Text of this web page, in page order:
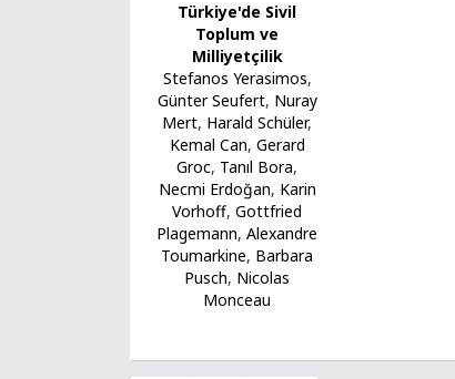
Türkiye'de Sivil
Toplum ve
Milliyetçilik
Stefanos Yerasimos,
Günter Seufert, Nuray
Mert, Harald Schüler,
Kemal Can, Gerard
Groc, Tanıl Bora,
Necmi Erdoğan, Karin
Vorhoff,Gottfried
Plagemann,Alexandre
Toumarkine, Barbara
Pusch, Nicolas
Monceau